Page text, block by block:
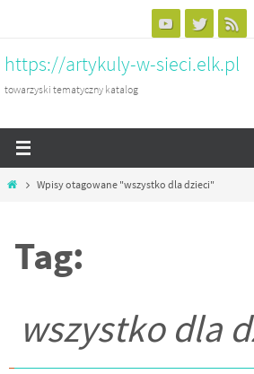
treści
https://artykuly-w-sieci.elk.pl
towarzyski tematyczny katalog
HomeWpisy otagowane "wszystko dla dzieci"
Tag:
wszystko dla